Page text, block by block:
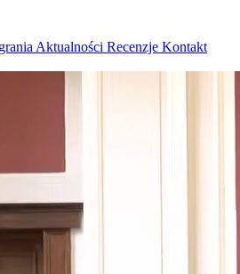
Aktualności Recenzje Kontakt